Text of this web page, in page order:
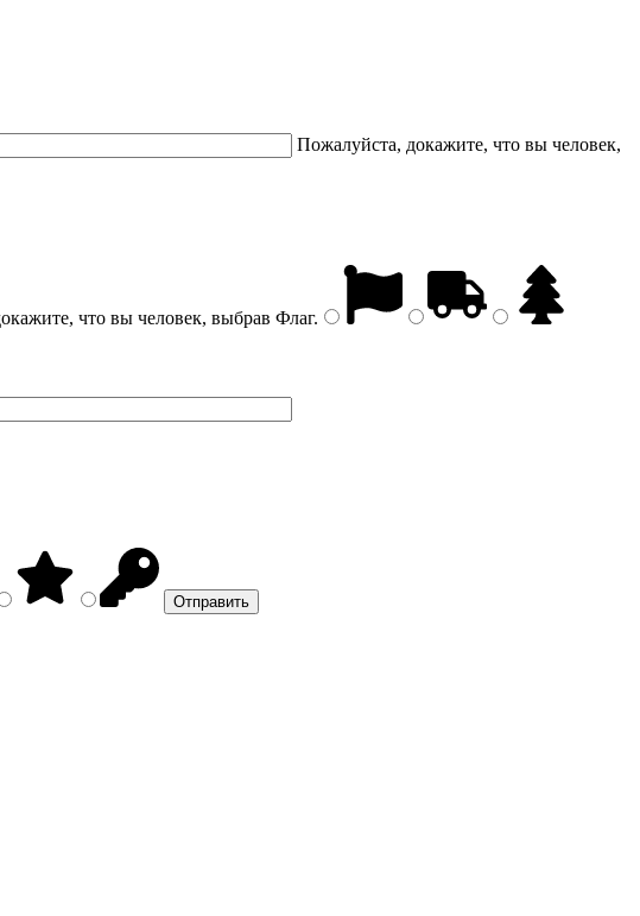
Пожалуйста, докажите, что вы человек,
что вы человек, выбрав Флаг.